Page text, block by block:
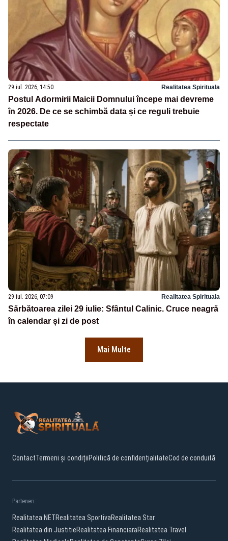
29 iul. 2026, 14:50 Realitatea Spirituala
Postul Adormirii Maicii Domnului începe mai devreme
în 2026. De ce se schimbă data și ce reguli trebuie
respectate
29 iul. 2026, 07:09 Realitatea Spirituala
Sărbătoarea zilei 29 iulie: Sfântul Calinic. Cruce neagră
în calendar și zi de post
Mai Multe
ContactTermeni și condițiiPolitică de confidențialitateCod de conduită
Parteneri:
Realitatea.NETRealitatea SportivaRealitatea Star
Realitatea din JustitieRealitatea FinanciaraRealitatea Travel